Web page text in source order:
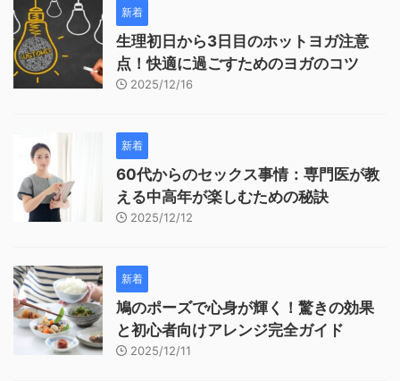
新着
生理初日から3日目のホットヨガ注意
点！快適に過ごすためのヨガのコツ
2025/12/16
新着
60代からのセックス事情：専門医が教
える中高年が楽しむための秘訣
2025/12/12
新着
鳩のポーズで心身が輝く！驚きの効果
と初心者向けアレンジ完全ガイド
2025/12/11